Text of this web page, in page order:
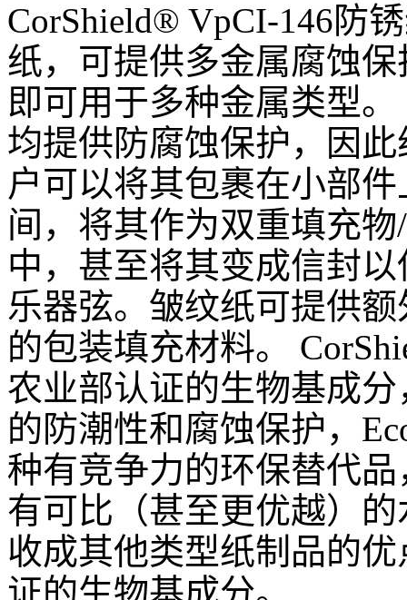
CorShield® VpCI-146防锈
纸，可提供多金属腐蚀
即可用于多种金属类型。
均提供防腐蚀保护，因
户可以将其包裹在小部
间，将其作为双重填充物/
中，甚至将其变成信封
乐器弦。皱纹纸可提供
的包装填充材料。
农业部认证的生物基成
的防潮性和腐蚀保护，
种有竞争力的环保替代
有可比（甚至更优越）
收成其他类型纸制品的